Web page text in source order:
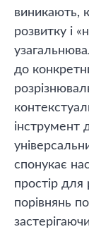
виникають,
розвитку і
до
інструмент
спонукає
простір
порівнянь